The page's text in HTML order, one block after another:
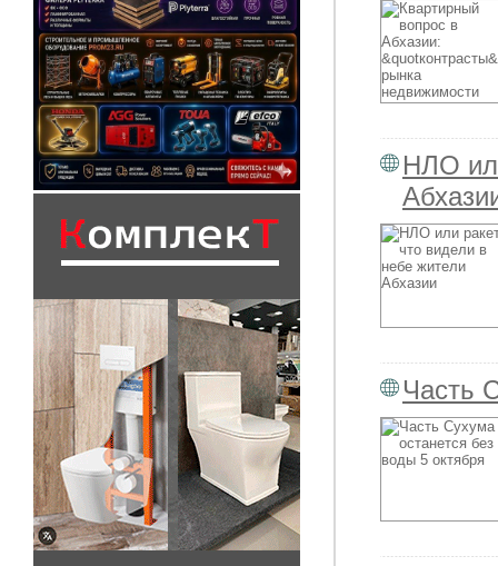
НЛО
Часть